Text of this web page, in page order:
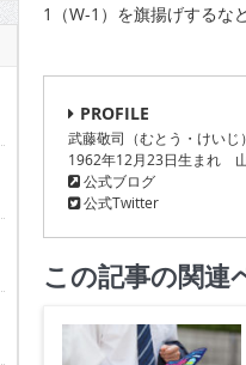
1（W-1）を旗揚げするな
PROFILE
武藤敬司（むとう・けいじ）
1962年12月23日生まれ
公式ブログ
公式Twitter
この記事の関連